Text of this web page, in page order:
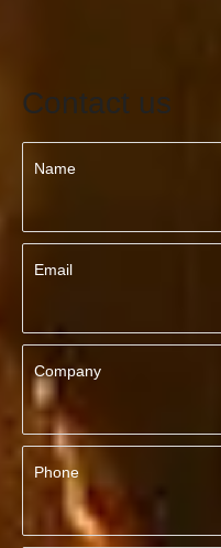
Contact us
Name
Email
Company
Phone